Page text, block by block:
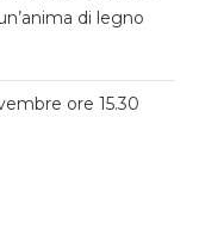
di legno
ore 15.30